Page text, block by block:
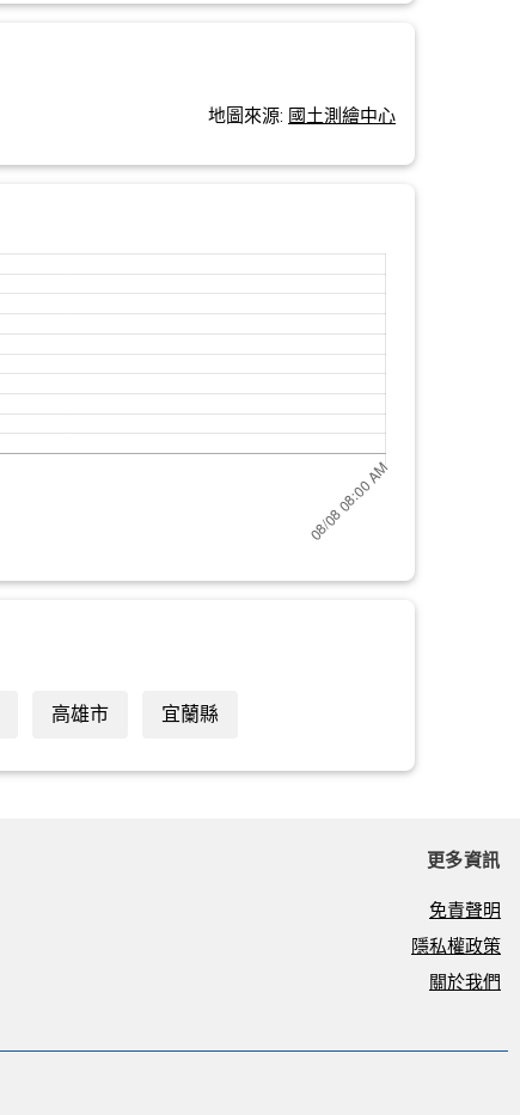
地圖來源: 國土測繪中心
高雄市 宜蘭縣
更多資訊
免責聲明
隱私權政策
關於我們